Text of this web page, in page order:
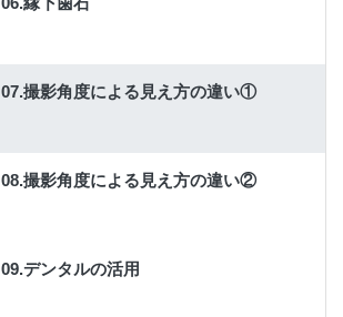
07.撮影角度による見え方の違い①
08.撮影角度による見え方の違い②
09.デンタルの活用